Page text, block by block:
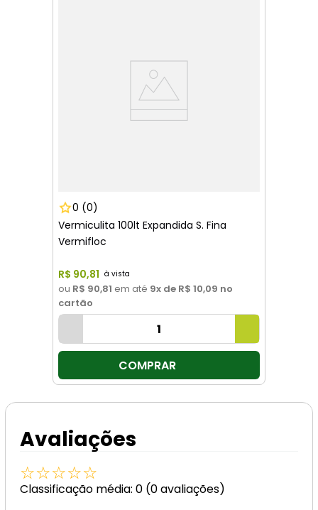
0 (0)
Vermiculita 100lt Expandida S. Fina
Vermifloc
R$ 90,81
ou R$ 90,81 em até 9x de R$ 10,09 no
cartão
COMPRAR
Avaliações
☆☆☆☆☆
Classificação média: 0 (0 avaliações)